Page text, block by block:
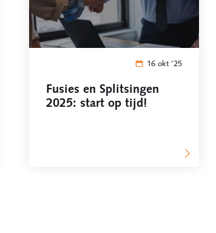
16 okt '25
Fusies en Splitsingen
2025: start op tijd!